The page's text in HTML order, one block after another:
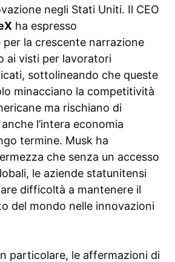
negli Stati Uniti. Il CEO
ha espresso
la crescente narrazione
ai visti per lavoratori
sottolineando che queste
minacciano la competitività
ma rischiano di
l’intera economia
termine. Musk ha
che senza un accesso
le aziende statunitensi
difficoltà a mantenere il
del mondo nelle innovazioni
particolare, le affermazioni di